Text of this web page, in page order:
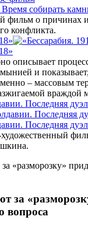
собирать
фильм о причинах
конфликта.
описывает
и
– массовым
враждой
Последняя
Последняя
за
вопроса